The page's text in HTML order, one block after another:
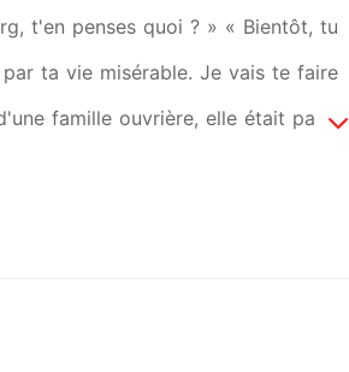
t'en penses quoi ? » « Bientôt, tu
ta vie misérable. Je vais te faire
famille ouvrière, elle était pauvre
au monde dont elle a toujours
enfants des diplomates et des
son ex Elaine Lecomte. Son monde